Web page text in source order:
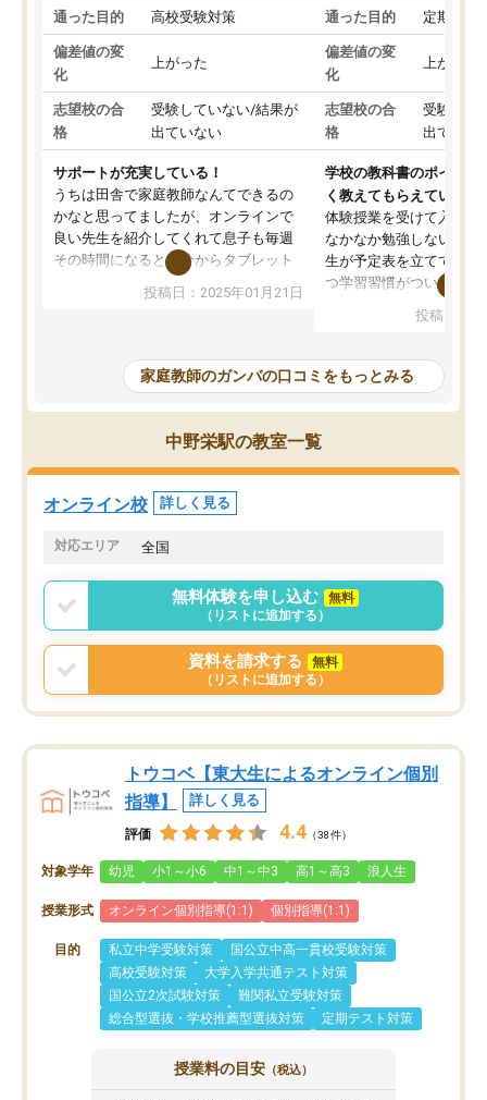
通った目的 高校受験対策
偏差値の変
化
上がった
志望校の合
格
受験していない/結果が
出ていない
サポートが充実している！
うちは田舎で家庭教師なんてできるの
かなと思ってましたが、オンラインで
良い先生を紹介してくれて息子も毎週
その時間になると自分からタブレット
を開いてzoomを繋げるようになりまし
た！5科目なんでもOKなのもとても気
めて1年ほどだった今では平均点以上の
科目が増えてきました！あと1年受験ま
であるので無料の週末教室を使用しな
がら頑張って欲しいと思います！
投稿日：2025年01月21日
通った目的 定期テス
偏差値の変
化
上がった
志望校の合
格
受験して
出ていな
学校の教科書のポイント
く教えてもらえている
体験授業を受けて入塾し
なかなか勉強しない息子
生が予定表を立ててくれ
つ学習習慣がついてきま
指導が無い日も予定表
問できるのでとても助か
投稿日：
家庭教師のガンバの口コミをもっとみる
中野栄駅の教室一覧
オンライン校 詳しく見る
対応エリア 全国
無料体験を申し込む
無料
（リストに追加する）
資料を請求する
無料
（リストに追加する）
トウコベ【東大生によるオンライン個別
指導】
詳しく見る
評価 4.4 （38件）
対象学年 幼児 小1～小6 中1～中3 高1～高3 浪人生
授業形式 オンライン個別指導(1:1) 個別指導(1:1)
目的 私立中学受験対策
国公立中高一貫校受験対策
高校受験対策
大学入学共通テスト対策
国公立2次試験対策
難関私立受験対策
総合型選抜・学校推薦型選抜対策
定期テスト対策
授業料の目安 （税込）